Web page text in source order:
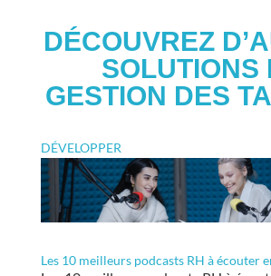
DÉCOUVREZ
SOLUTIONS
GESTION DES
DÉVELOPPER
Les 10 meilleurs podcasts RH à écouter